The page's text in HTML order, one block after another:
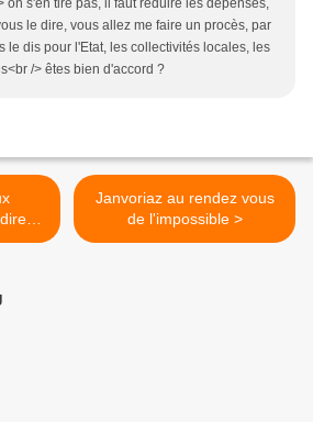
on s'en tire pas, il faut réduire les dépenses,
le dire, vous allez me faire un procès, par
le dis pour l'Etat, les collectivités locales, les
/> êtes bien d'accord ?
Janvoriaz au rendez vous
de l'impossible >